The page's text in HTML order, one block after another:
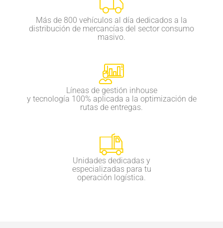
Más de 800 vehículos al día dedicados a la
distribución de mercancías del sector consumo
masivo.
Líneas de gestión inhouse
y tecnología 100% aplicada a la optimización de
rutas de entregas.
Unidades dedicadas y
especializadas para tu
operación logística.